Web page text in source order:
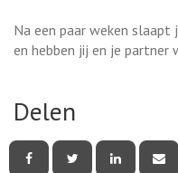
Na een paar weken slaapt
en hebben jij en je
Delen